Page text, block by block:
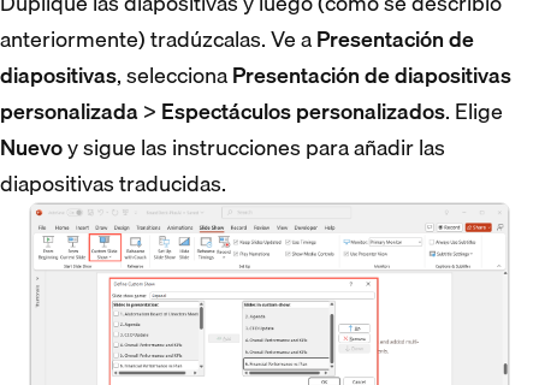
anteriormente) tradúzcalas. Ve aPresentación de
diapositivas, seleccionaPresentación de diapositivas
personalizada> Espectáculos personalizados. Elige
Nuevoy sigue las instrucciones para añadir las
diapositivas traducidas.